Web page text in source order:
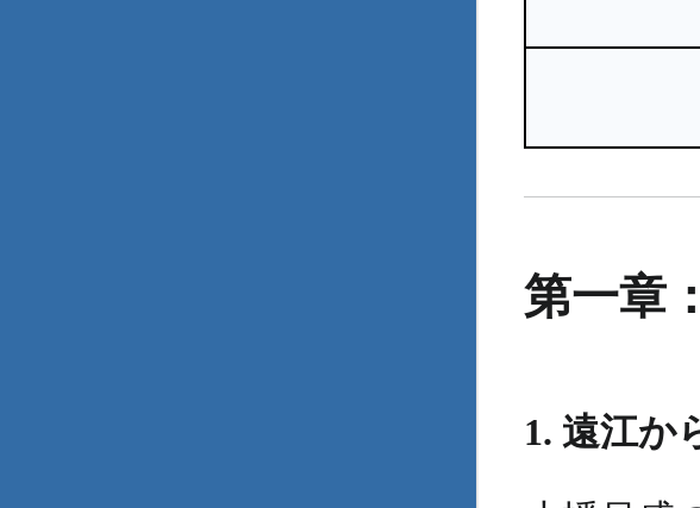
第一章
1. 遠江か